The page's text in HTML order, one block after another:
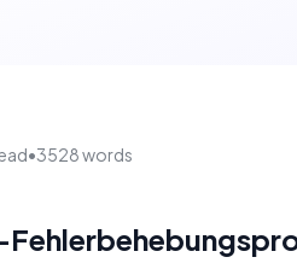
•3528 words